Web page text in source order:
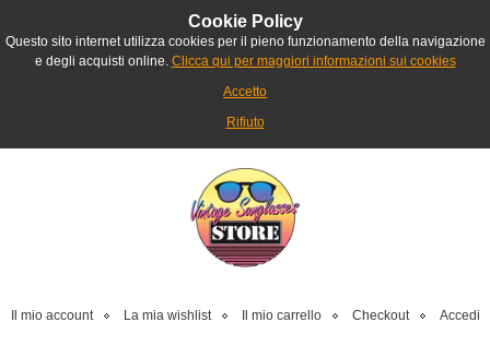
Cookie Policy
Questo sito internet utilizza cookies per il pieno funzionamento della navigazione
e degli acquisti online. Clicca qui per maggiori informazioni sui cookies
Accetto
Rifiuto
Il mio account La mia wishlist Il mio carrello Checkout Accedi